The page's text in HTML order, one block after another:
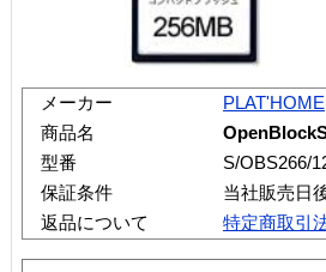
メーカー
PLAT'HOME
商品名
型番
S/OBS266/
保証条件
当社販売日
返品について
特定商取引